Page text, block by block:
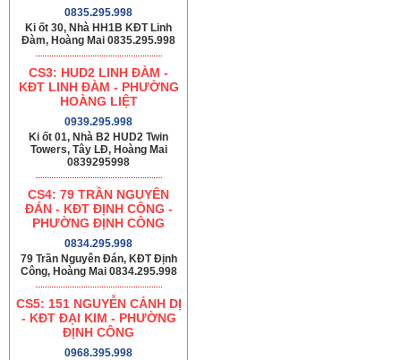
0835.295.998
Ki ốt 30, Nhà HH1B KĐT Linh
Đàm, Hoàng Mai 0835.295.998
CS3: HUD2 LINH ĐÀM -
KĐT LINH ĐÀM - PHƯỜNG
HOÀNG LIỆT
0939.295.998
Ki ốt 01, Nhà B2 HUD2 Twin
Towers, Tây LĐ, Hoàng Mai
0839295998
CS4: 79 TRẦN NGUYÊN
ĐÁN - KĐT ĐỊNH CÔNG -
PHƯỜNG ĐỊNH CÔNG
0834.295.998
79 Trần Nguyên Đán, KĐT Định
Công, Hoàng Mai 0834.295.998
CS5: 151 NGUYỄN CẢNH DỊ
- KĐT ĐẠI KIM - PHƯỜNG
ĐỊNH CÔNG
0968.395.998